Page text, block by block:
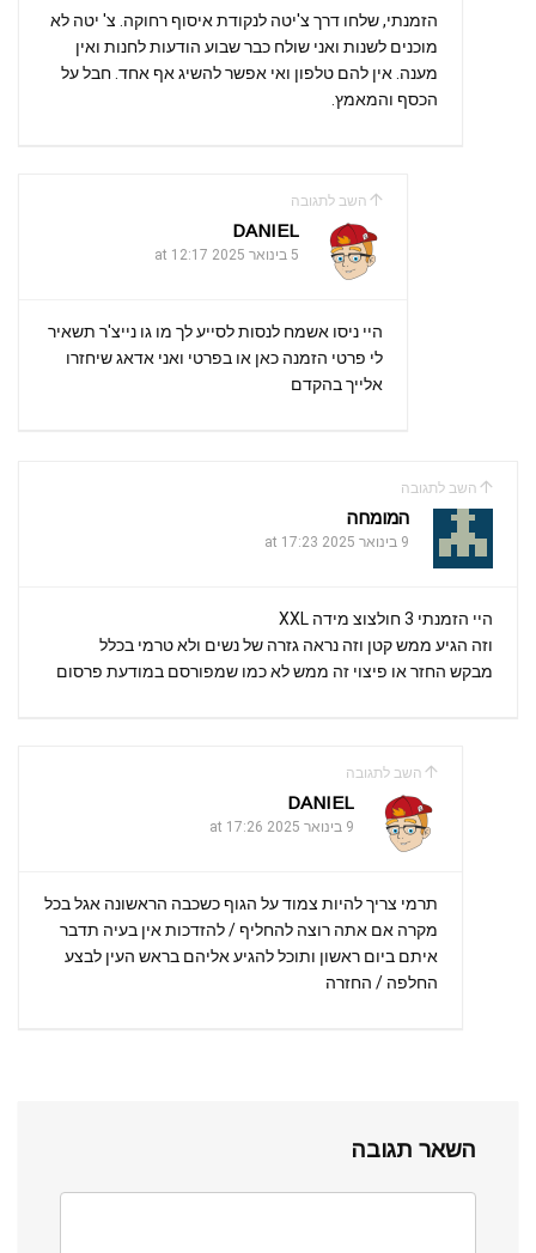
הזמנתי, שלחו דרך צ'יטה לנקודת איסוף רחוקה. צ' יטה לא
מוכנים לשנות ואני שולח כבר שבוע הודעות לחנות ואין
מענה. אין להם טלפון ואי אפשר להשיג אף אחד. חבל על
הכסף והמאמץ.
השב לתגובה
DANIEL
5 בינואר 2025 at 12:17
היי ניסו אשמח לנסות לסייע לך מו גו נייצ'ר תשאיר
לי פרטי הזמנה כאן או בפרטי ואני אדאג שיחזרו
אלייך בהקדם
השב לתגובה
המומחה
9 בינואר 2025 at 17:23
היי הזמנתי 3 חולצוצ מידה XXL
וזה הגיע ממש קטן וזה נראה גזרה של נשים ולא טרמי בכלל
מבקש החזר או פיצוי זה ממש לא כמו שמפורסם במודעת פרסום
השב לתגובה
DANIEL
9 בינואר 2025 at 17:26
תרמי צריך להיות צמוד על הגוף כשכבה הראשונה אגל בכל
מקרה אם אתה רוצה להחליף / להזדכות אין בעיה תדבר
איתם ביום ראשון ותוכל להגיע אליהם בראש העין לבצע
החלפה / החזרה
השאר תגובה